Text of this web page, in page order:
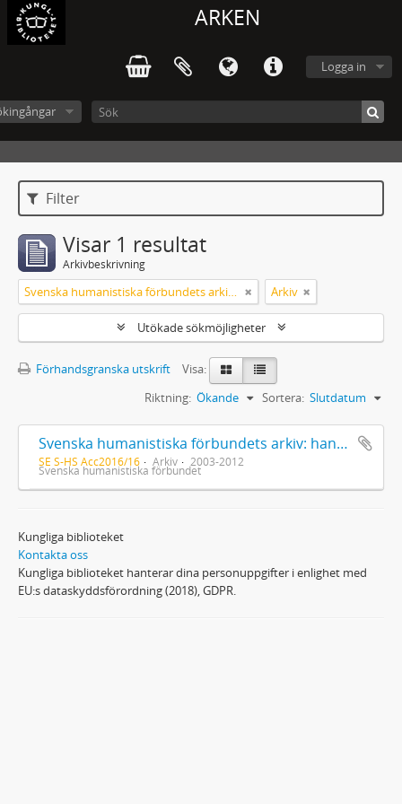
ARKEN
Logga in
Filter
Visar 1 resultat
Arkivbeskrivning
Svenska humanistiska förbundets arkiv: handlingar 2003-2012 Arkiv
Utökade sökmöjligheter
Förhandsgranska utskrift
Visa:
Sortera: Slutdatum
Riktning: Ökande
Svenska humanistiska förbundets arkiv: handlingar 2003-2012
SE S-HS Acc2016/16 Arkiv 2003-2012
Svenska humanistiska förbundet
Kungliga biblioteket
Kontakta oss
Kungliga biblioteket hanterar dina personuppgifter i enlighet med
EU:s dataskyddsförordning (2018), GDPR.